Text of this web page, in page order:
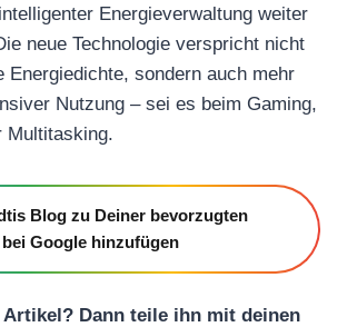
Energieverwaltung weiter
neue Technologie verspricht nicht
Energiedichte, sondern auch mehr
Nutzung – sei es beim Gaming,
Multitasking.
Blog zu Deiner bevorzugten
Google hinzufügen
Dann teile ihn mit deinen